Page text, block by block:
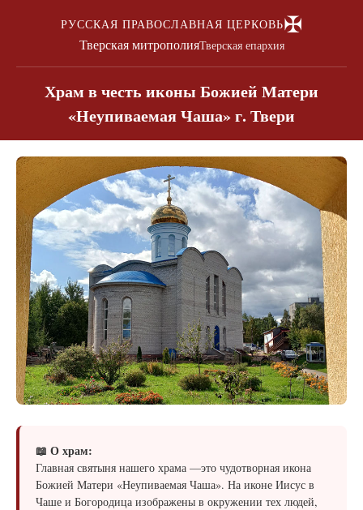
РУССКАЯ ПРАВОСЛАВНАЯ ЦЕРКОВЬ✠
Тверская митрополияТверская епархия
Храм в честь иконы Божией Матери
«Неупиваемая Чаша» г. Твери
📖 О храм:
​​​​​Главная святыня нашего храма —это чудотворная икона
Божией Матери «Неупиваемая Чаша». На иконе Иисус в
Чаше и Богородица изображены в окружении тех людей,